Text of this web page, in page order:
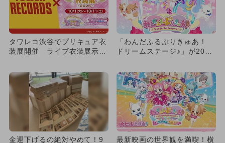
タワレコ渋谷でプリキュア衣
装展開催 ライブ衣装展示＆
「わんだふるぷりきゅあ！
ドリームステージ♪」が2024
金運下げるの絶対やめて！9
最新映画の世界観を満喫！横